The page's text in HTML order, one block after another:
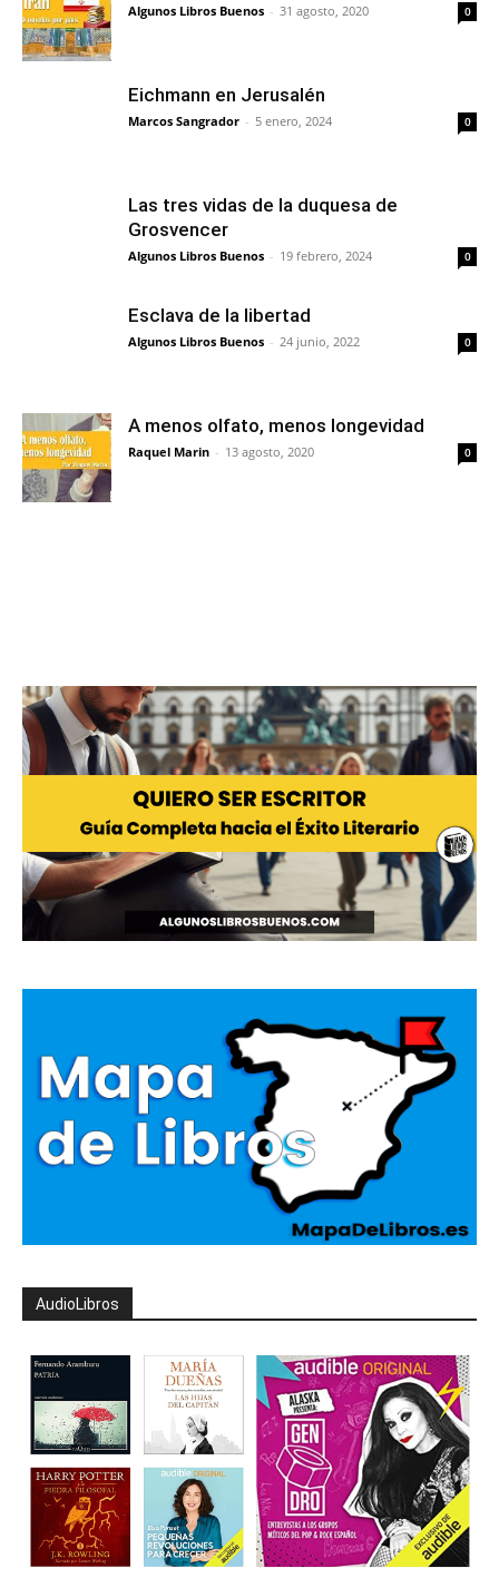
Algunos Libros Buenos - 31 agosto, 2020 0
Eichmann en Jerusalén
Marcos Sangrador - 5 enero, 2024 0
Las tres vidas de la duquesa de
Grosvencer
Algunos Libros Buenos - 19 febrero, 2024 0
Esclava de la libertad
Algunos Libros Buenos - 24 junio, 2022 0
A menos olfato, menos longevidad
Raquel Marin - 13 agosto, 2020 0
AudioLibros